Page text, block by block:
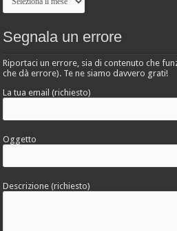
Segnala un errore
Riportaci un errore, sia di contenuto che
che dà errore). Te ne siamo davvero grati!
La tua email (richiesto)
Oggetto
Descrizione (richiesto)